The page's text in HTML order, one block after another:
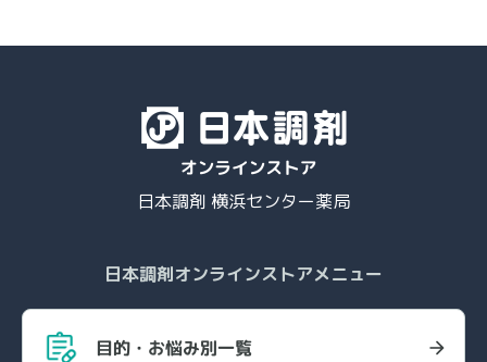
日本調剤 横浜センター薬局
日本調剤オンラインストアメニュー
目的・お悩み別一覧